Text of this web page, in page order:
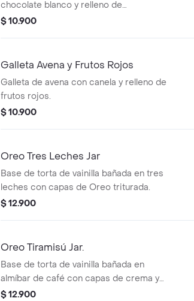
chocolate blanco y relleno de
Cheesecake.
$ 10.900
Galleta Avena y Frutos Rojos
Galleta de avena con canela y relleno de
frutos rojos.
$ 10.900
Oreo Tres Leches Jar
Base de torta de vainilla bañada en tres
leches con capas de Oreo triturada.
$ 12.900
Oreo Tiramisú Jar.
Base de torta de vainilla bañada en
almíbar de café con capas de crema y
Oreo triturada.
$ 12.900